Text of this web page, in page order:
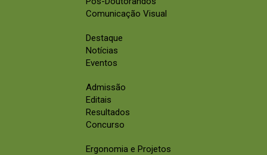
Comunicação Visual
Destaque
Notícias
Eventos
Admissão
Editais
Resultados
Concurso
Ergonomia e Projetos